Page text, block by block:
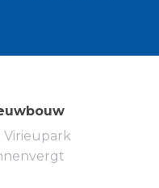
de woonkamer aan
slaapkamers en de
de derde
heeft een
Virieupark